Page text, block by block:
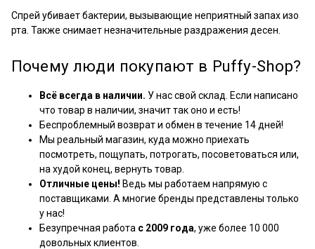
Спрей убивает бактерии, вызывающие неприятный запах изо
рта. Также снимает незначительные раздражения десен.
Почему люди покупают в Puffy-Shop?
Всё всегда в наличии. У нас свой склад. Если написано
что товар в наличии, значит так оно и есть!
Беспроблемный возврат и обмен в течение 14 дней!
Мы реальный магазин, куда можно приехать
посмотреть, пощупать, потрогать, посоветоваться или,
на худой конец, вернуть товар.
Отличные цены! Ведь мы работаем напрямую с
поставщиками. А многие бренды представлены только
у нас!
Безупречная работа с 2009 года, уже более 10 000
довольных клиентов.